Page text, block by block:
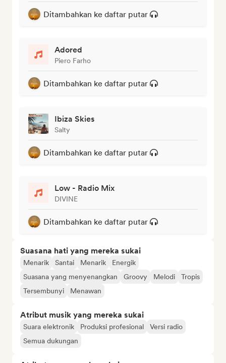
Ditambahkan ke daftar putar
Adored
Piero Farho
Ditambahkan ke daftar putar
Ibiza Skies
Salty
Ditambahkan ke daftar putar
Low - Radio Mix
DIVINE
Ditambahkan ke daftar putar
Suasana hati yang mereka sukai
Menarik Santai Menarik
Energik
Suasana yang menyenangkan
Groovy Melodi
Tropis
Tersembunyi
Menawan
Atribut musik yang mereka sukai
Suara elektronik Produksi profesional
Versi radio
Semua dukungan